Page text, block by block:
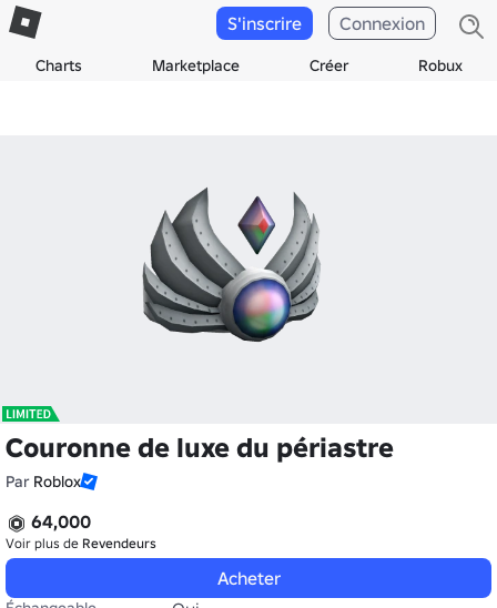
Charts Marketplace Créer Robux
S'inscrire Connexion
Couronne de luxe du périastre
Par Roblox
64,000
Voir plus de Revendeurs
Acheter